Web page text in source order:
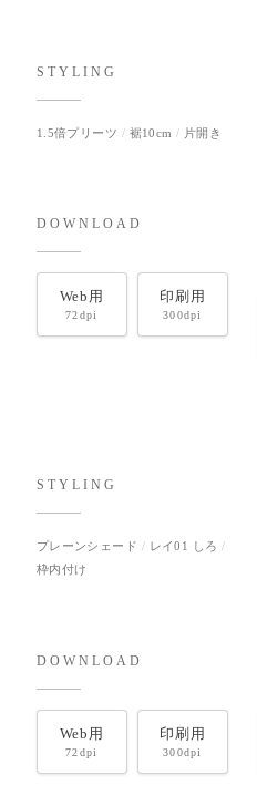
STYLING
1.5倍プリーツ 裾10cm 片開き
DOWNLOAD
Web用
72dpi
印刷用
300dpi
STYLING
プレーンシェード
レイ01 しろ
枠内付け
DOWNLOAD
Web用
72dpi
印刷用
300dpi